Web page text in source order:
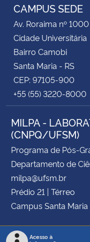
Ministério da Mulher, da
Secretaria-Geral
Secretaria de Governo
Gabinete de Segurança
Advocacia-Geral da União
Banco Central do Brasil
Planalto
CAMPUS SEDE
Av. Roraima nº 1000
Cidade Universitária
Bairro Camobi
Santa Maria - RS
CEP: 97105-900
+55 (55) 3220-8000
MILPA -
(CNPQ/UFSM)
Programa de Pós-
Departamento de
milpa@ufsm.br
Prédio 21 | Térreo
Campus Santa Maria
Acesso à